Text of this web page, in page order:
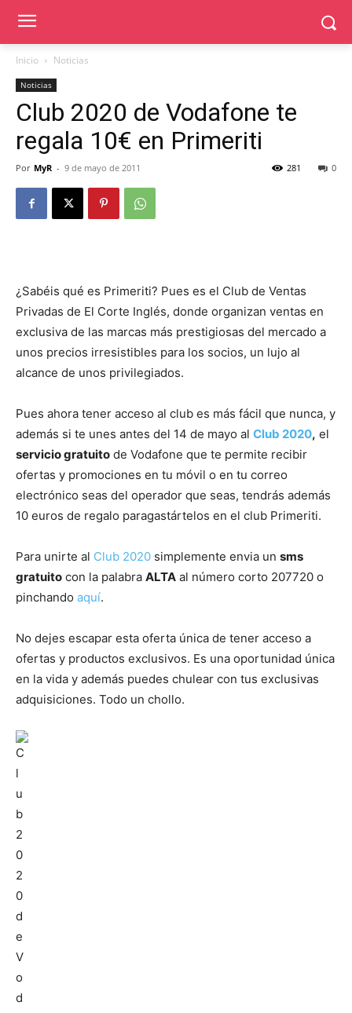
Inicio Noticias
Noticias
Club 2020 de Vodafone te
regala 10€ en Primeriti
Por MyR - 9 de mayo de 2011 0
281
¿Sabéis qué es Primeriti? Pues es el Club de Ventas
Privadas de El Corte Inglés, donde organizan ventas en
exclusiva de las marcas más prestigiosas del mercado a
unos precios irresistibles para los socios, un lujo al
alcance de unos privilegiados.
Pues ahora tener acceso al club es más fácil que nunca, y
además si te unes antes del 14 de mayo al Club 2020, el
servicio gratuito de Vodafone que te permite recibir
ofertas y promociones en tu móvil o en tu correo
electrónico seas del operador que seas, tendrás además
10 euros de regalo paragastártelos en el club Primeriti.
Para unirte al Club 2020 simplemente envia un sms
gratuito con la palabra ALTA al número corto 207720 o
pinchando aquí.
No dejes escapar esta oferta única de tener acceso a
ofertas y productos exclusivos. Es una oportunidad única
en la vida y además puedes chulear con tus exclusivas
adquisiciones. Todo un chollo.